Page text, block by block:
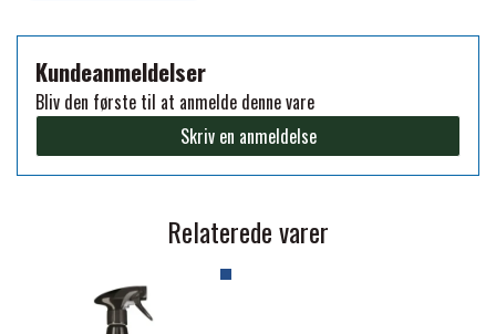
PREMIER EQUINE BENBESKYTTELSE
PREMIER EQUINE TRANSPORT
BESKYTTELSE
PREMIER EQUINE KØLETERAPI
PREMIER EQUINE GROOMING & STALD
JACKS
KÄLLQUIST EQUESTIAN
LEMIEUX
LIKIT
Kundeanmeldelser
Bliv den første til at anmelde denne vare
Skriv en anmeldelse
Relaterede varer